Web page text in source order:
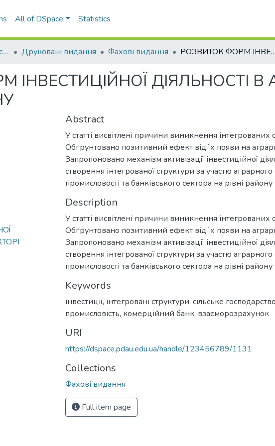
All of DSpace Statistics
Навчально-науковий інститут економіки, управління, права та інформаційних технологій Друковані видання Фахові видання РОЗВИТОК ФОРМ ІНВЕСТИЦІЙНОЇ
ІНВЕСТИЦІЙНОЇ ДІЯЛЬНОСТІ
Abstract
У статті висвітлені причини виникнення інтегрованих
Обґрунтовано позитивний ефект від їх появи на
Запропоновано механізм активізації інвестиційної
створення інтегрованої структури за участю аграрного
промисловості та банківського сектора на рівні району
Description
У статті висвітлені причини виникнення інтегрованих
Обґрунтовано позитивний ефект від їх появи на
Запропоновано механізм активізації інвестиційної
створення інтегрованої структури за участю аграрного
промисловості та банківського сектора на рівні району
Keywords
інвестиції, інтегровані структури, сільське
промисловість, комерційний банк, взаєморозрахунок
URI
https://dspace.pdau.edu.ua/handle/123456789/1131
Collections
Фахові видання
Full item page